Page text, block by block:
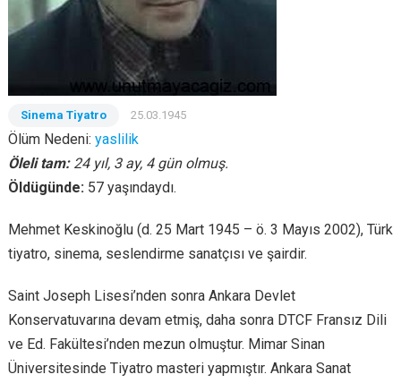
Sinema Tiyatro 25.03.1945
Ölüm Nedeni: yaslilik
Öleli tam: 24 yıl, 3 ay, 4 gün olmuş.
Öldügünde: 57 yaşındaydı.
Mehmet Keskinoğlu (d. 25 Mart 1945 – ö. 3 Mayıs 2002), Türk
tiyatro, sinema, seslendirme sanatçısı ve şairdir.
Saint Joseph Lisesi’nden sonra Ankara Devlet
Konservatuvarına devam etmiş, daha sonra DTCF Fransız Dili
ve Ed. Fakültesi’nden mezun olmuştur. Mimar Sinan
Üniversitesinde Tiyatro masteri yapmıştır. Ankara Sanat